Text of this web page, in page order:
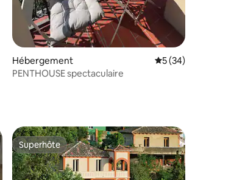
Hébergement Évaluation
5 (34)
PENTHOUSE spectaculaire
Superhôte
Superhôte